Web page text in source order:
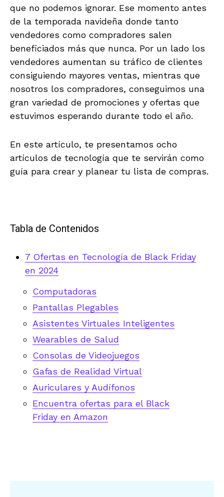
que no podemos ignorar. Ese momento antes
de la temporada navideña donde tanto
vendedores como compradores salen
beneficiados más que nunca. Por un lado los
vendedores aumentan su tráfico de clientes
consiguiendo mayores ventas, mientras que
nosotros los compradores, conseguimos una
gran variedad de promociones y ofertas que
estuvimos esperando durante todo el año.
En este artículo, te presentamos ocho
artículos de tecnología que te servirán como
guía para crear y planear tu lista de compras.
Tabla de Contenidos
7 Ofertas en Tecnología de Black Friday
en 2024
Computadoras
Pantallas Plegables
Asistentes Virtuales Inteligentes
Wearables de Salud
Consolas de Videojuegos
Gafas de Realidad Virtual
Auriculares y Audífonos
Encuentra ofertas para el Black
Friday en Amazon